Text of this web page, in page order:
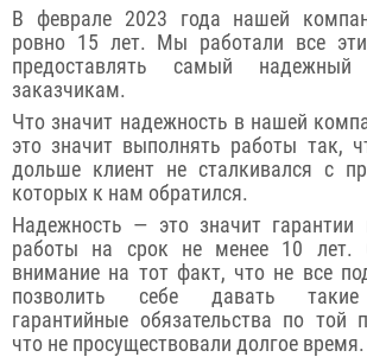
В феврале 2023 года нашей
ровно 15 лет. Мы работали все
предоставлять самый
заказчикам.
Что значит надежность в нашей
это значит выполнять работы так,
дольше клиент не сталкивался с
которых к нам обратился.
Надежность — это значит
работы на срок не менее 10 лет.
внимание на тот факт, что не все
позволить себе давать такие
гарантийные обязательства по той
что не просуществовали долгое время.